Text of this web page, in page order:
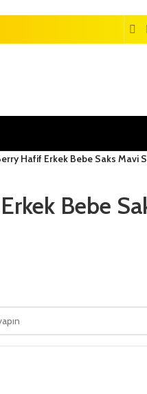
Hafif Erkek Bebe Saks Mavi
Bebe